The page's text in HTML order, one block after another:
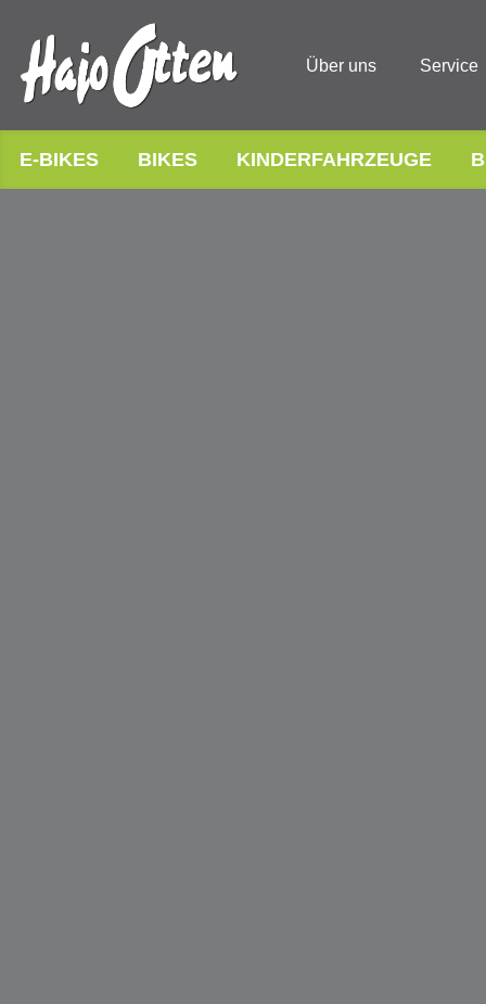
Über uns Service
E-BIKES BIKES KINDERFAHRZEUGE